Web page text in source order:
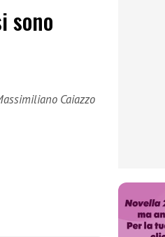
sono
Caiazzo